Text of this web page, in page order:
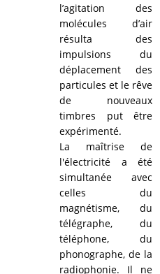
l’agitation des
molécules d’air
résulta des
impulsions du
déplacement des
particules et le rêve
de nouveaux
timbres put être
expérimenté.
La maitrise de
l'électricité a été
simultanée avec
celles du
magnétisme, du
télégraphe, du
téléphone, du
phonographe, de la
radiophonie. Il ne